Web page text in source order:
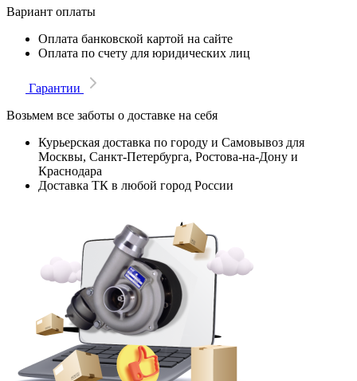
Вариант оплаты
Оплата банковской картой на сайте
Оплата по счету для юридических лиц
Гарантии
Возьмем все заботы о доставке на себя
Курьерская доставка по городу и Самовывоз для
Москвы, Санкт-Петербурга, Ростова-на-Дону и
Краснодара
Доставка ТК в любой город России